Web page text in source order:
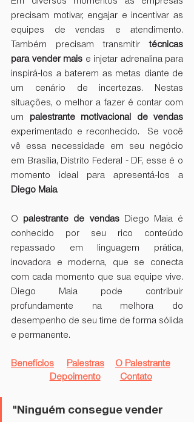
precisam motivar, engajar e incentivar as
equipes de vendas e atendimento.
Também precisam transmitir técnicas
para vender mais e injetar adrenalina para
inspirá-los a baterem as metas diante de
um cenário de incertezas. Nestas
situações, o melhor a fazer é contar com
um
experimentado e reconhecido.  Se você
vê essa necessidade em seu negócio
em Brasília, Distrito Federal - DF, esse é o
Diego Maia.
O palestrante de vendas Diego Maia é
conhecido por seu rico conteúdo
repassado em linguagem prática,
inovadora e moderna, que se conecta
com cada momento que sua equipe vive.
Diego Maia pode contribuir
profundamente na melhora do
desempenho de seu time de forma sólida
e permanente.
Benefícios Palestras
O Palestrante
Depoimento
Contato
" ⁠Ninguém consegue vender